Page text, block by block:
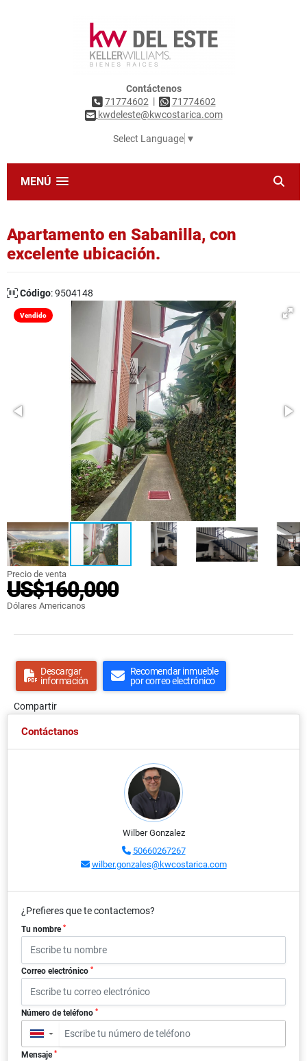
Contáctenos
71774602 |
71774602
kwdeleste@kwcostarica.com
Select Language ▼
MENÚ
Apartamento en Sabanilla, con
excelente ubicación.
Código: 9504148
Vendido
Precio de venta
US$160,000
Dólares Americanos
Descargar
información
Recomendar inmueble
por correo electrónico
Compartir
Contáctanos
Wilber Gonzalez
50660267267
wilber.gonzales@kwcostarica.com
¿Prefieres que te contactemos?
Tu nombre *
Correo electrónico *
Número de teléfono *
▼
Mensaje *